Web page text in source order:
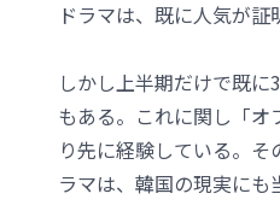
ドラマは、既に人気が証
しかし上半期だけで既
もある。これに関し「
り先に経験している。
ラマは、韓国の現実にも